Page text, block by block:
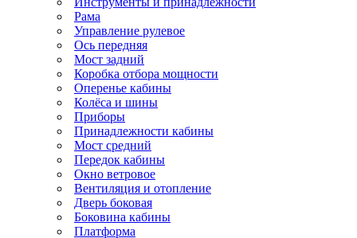
Рама
Управление рулевое
Ось передняя
Мост задний
Коробка отбора мощности
Оперенье кабины
Колёса и шины
Приборы
Принадлежности кабины
Мост средний
Передок кабины
Окно ветровое
Вентиляция и отопление
Дверь боковая
Боковина кабины
Платформа